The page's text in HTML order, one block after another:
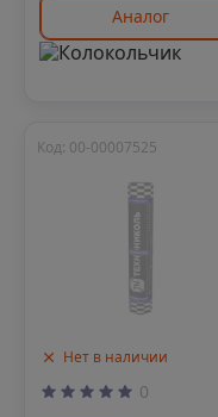
Аналог
Нет в наличии
Код: 00-00007525
0